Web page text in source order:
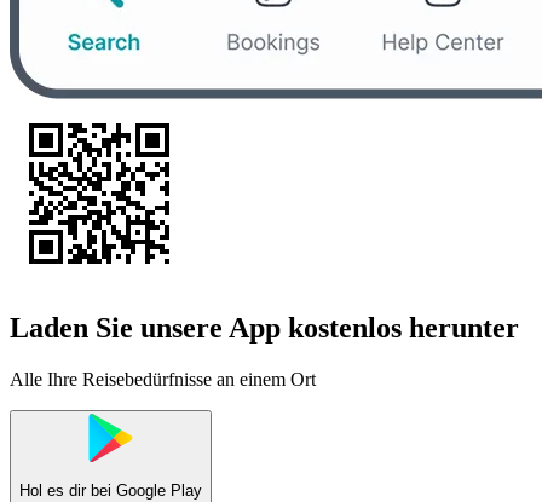
Laden Sie unsere App kostenlos herunter
Alle Ihre Reisebedürfnisse an einem Ort
Hol es dir bei Google Play